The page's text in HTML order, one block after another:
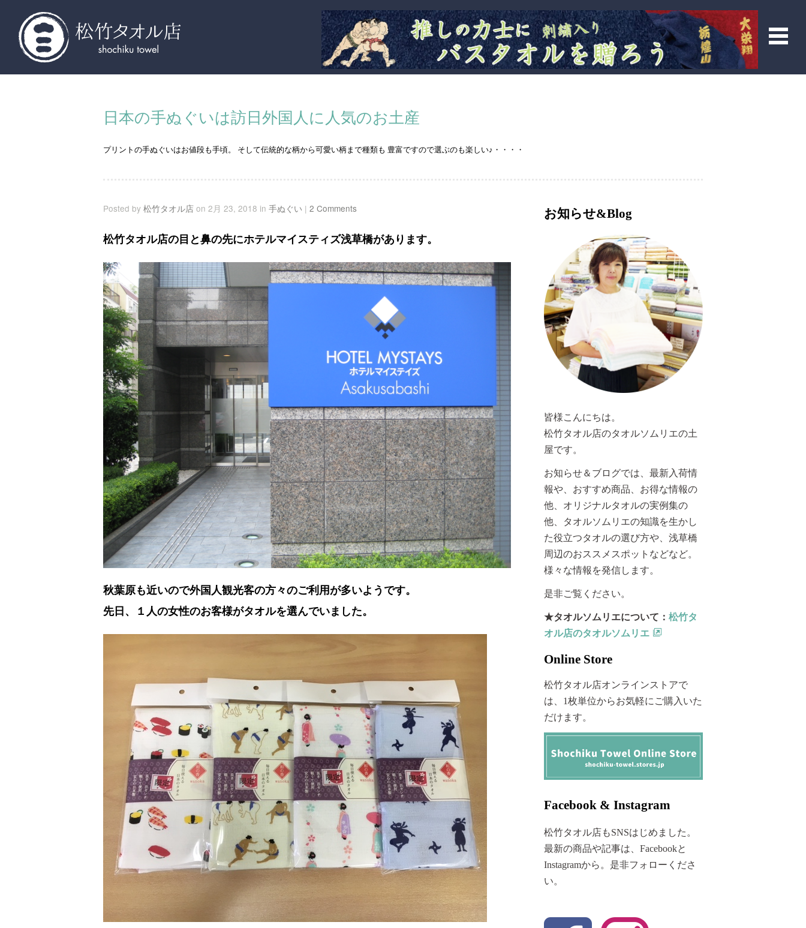
日本の手ぬぐいは訪日外国人に人気のお土産
プリントの手ぬぐいはお値段も手頃。 そして伝統的な柄から可愛い柄まで種類も 豊富ですので選ぶのも楽しい♪・・・・
Posted by 松竹タオル店 on 2月 23, 2018 in 手ぬぐい | 2 Comments
松竹タオル店の目と鼻の先にホテルマイスティズ浅草橋があります。
秋葉原も近いので外国人観光客の方々のご利用が多いようです。
先日、１人の女性のお客様がタオルを選んでいました。
お知らせ&Blog
皆様こんにちは。
松竹タオル店のタオルソムリエの土
屋です。
お知らせ＆ブログでは、最新入荷情
報や、おすすめ商品、お得な情報の
他、オリジナルタオルの実例集の
他、タオルソムリエの知識を生かし
た役立つタオルの選び方や、浅草橋
周辺のおススメスポットなどなど。
様々な情報を発信します。
是非ご覧ください。
★タオルソムリエについて： 松竹タ
オル店のタオルソムリエ
Online Store
松竹タオル店オンラインストアで
は、1枚単位からお気軽にご購入いた
だけます。
Facebook & Instagram
松竹タオル店もSNSはじめました。
最新の商品や記事は、Facebookと
Instagramから。是非フォローくださ
い。